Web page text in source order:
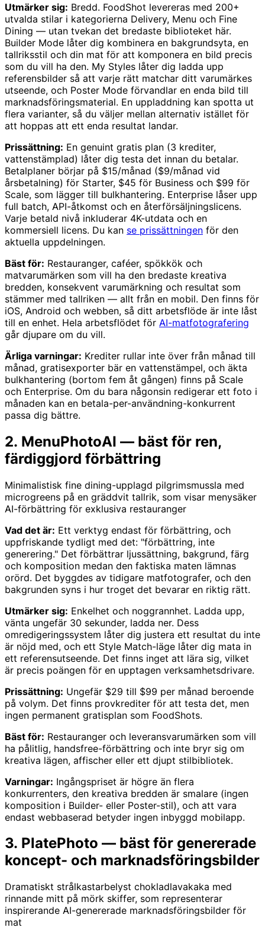
Utmärker sig: Bredd. FoodShot levereras med 200+
utvalda stilar i kategorierna Delivery, Menu och Fine
Dining — utan tvekan det bredaste biblioteket här.
Builder Mode låter dig kombinera en bakgrundsyta, en
tallriksstil och din mat för att komponera en bild precis
som du vill ha den. My Styles låter dig ladda upp
referensbilder så att varje rätt matchar ditt varumärkes
utseende, och Poster Mode förvandlar en enda bild till
marknadsföringsmaterial. En uppladdning kan spotta ut
flera varianter, så du väljer mellan alternativ istället för
att hoppas att ett enda resultat landar.
Prissättning: En genuint gratis plan (3 krediter,
vattenstämplad) låter dig testa det innan du betalar.
Betalplaner börjar på $15/månad ($9/månad vid
årsbetalning) för Starter, $45 för Business och $99 för
Scale, som lägger till bulkhantering. Enterprise låser upp
full batch, API-åtkomst och en återförsäljningslicens.
Varje betald nivå inkluderar 4K-utdata och en
kommersiell licens. Du kan se prissättningen för den
aktuella uppdelningen.
Bäst för: Restauranger, caféer, spökkök och
matvarumärken som vill ha den bredaste kreativa
bredden, konsekvent varumärkning och resultat som
stämmer med tallriken — allt från en mobil. Den finns för
iOS, Android och webben, så ditt arbetsflöde är inte låst
till en enhet. Hela arbetsflödet för AI-matfotografering
går djupare om du vill.
Ärliga varningar: Krediter rullar inte över från månad till
månad, gratisexporter bär en vattenstämpel, och äkta
bulkhantering (bortom fem åt gången) finns på Scale
och Enterprise. Om du bara någonsin redigerar ett foto i
månaden kan en betala-per-användning-konkurrent
passa dig bättre.
2. MenuPhotoAI — bäst för ren,
färdiggjord förbättring
Minimalistisk fine dining-upplagd pilgrimsmussla med
microgreens på en gräddvit tallrik, som visar menysäker
AI-förbättring för exklusiva restauranger
Vad det är: Ett verktyg endast för förbättring, och
uppfriskande tydligt med det: "förbättring, inte
generering." Det förbättrar ljussättning, bakgrund, färg
och komposition medan den faktiska maten lämnas
orörd. Det byggdes av tidigare matfotografer, och den
bakgrunden syns i hur troget det bevarar en riktig rätt.
Utmärker sig: Enkelhet och noggrannhet. Ladda upp,
vänta ungefär 30 sekunder, ladda ner. Dess
omredigeringssystem låter dig justera ett resultat du inte
är nöjd med, och ett Style Match-läge låter dig mata in
ett referensutseende. Det finns inget att lära sig, vilket
är precis poängen för en upptagen verksamhetsdrivare.
Prissättning: Ungefär $29 till $99 per månad beroende
på volym. Det finns provkrediter för att testa det, men
ingen permanent gratisplan som FoodShots.
Bäst för: Restauranger och leveransvarumärken som vill
ha pålitlig, handsfree-förbättring och inte bryr sig om
kreativa lägen, affischer eller ett djupt stilbibliotek.
Varningar: Ingångspriset är högre än flera
konkurrenters, den kreativa bredden är smalare (ingen
komposition i Builder- eller Poster-stil), och att vara
endast webbaserad betyder ingen inbyggd mobilapp.
3. PlatePhoto — bäst för genererade
koncept- och marknadsföringsbilder
Dramatiskt strålkastarbelyst chokladlavakaka med
rinnande mitt på mörk skiffer, som representerar
inspirerande AI-genererade marknadsföringsbilder för
mat